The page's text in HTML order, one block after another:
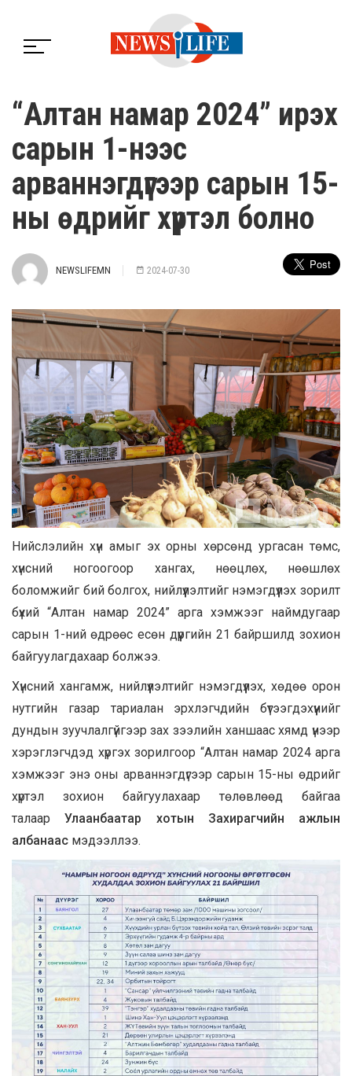
“Алтан намар 2024” ирэх
сарын 1-нээс
арваннэгдүгээр сарын 15-
ны өдрийг хүртэл болно
NEWSLIFEMN 2024-07-30
Нийслэлийн хүн амыг эх орны хөрсөнд ургасан төмс,
хүнсний ногоогоор хангах, нөөцлөх, нөөшлөх
боломжийг бий болгох, нийлүүлэлтийг нэмэгдүүлэх зорилт
бүхий “Алтан намар 2024” арга хэмжээг наймдугаар
сарын 1-ний өдрөөс есөн дүүргийн 21 байршилд зохион
байгуулагдахаар болжээ.
Хүнсний хангамж, нийлүүлэлтийг нэмэгдүүлэх, хөдөө орон
нутгийн газар тариалан эрхлэгчдийн бүтээгдэхүүнийг
дундын зуучлалгүйгээр зах зээлийн ханшаас хямд үнээр
хэрэглэгчдэд хүргэх зорилгоор “Алтан намар 2024 арга
хэмжээг энэ оны арваннэгдүгээр сарын 15-ны өдрийг
хүртэл зохион байгуулахаар төлөвлөөд байгаа
талаарУлаанбаатар хотын Захирагчийн ажлын
албанаас мэдээллээ.